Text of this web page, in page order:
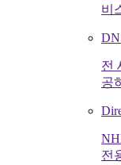
비
전
공
전